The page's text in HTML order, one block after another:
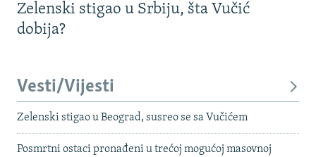
Zelenski stigao u Srbiju, šta Vučić
dobija?
Vesti/Vijesti
Zelenski stigao u Beograd, susreo se sa Vučićem
Posmrtni ostaci pronađeni u trećoj mogućoj masovnoj